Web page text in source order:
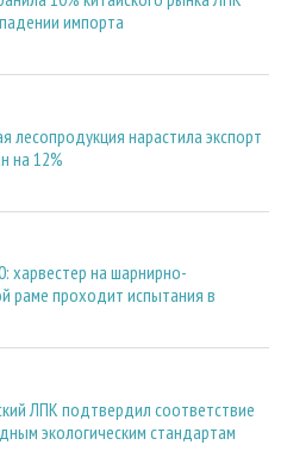
импорта
лесопродукция нарастила экспорт
на 12%
харвестер на шарнирно-
раме проходит испытания в
ЛПК подтвердил соответствие
экологическим стандартам